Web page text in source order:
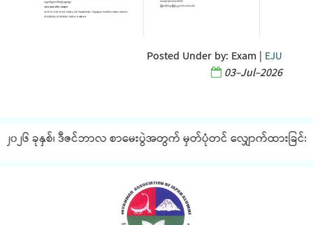
Posted Under by: Exam| EJU
03-Jul-2026
၂၆ ခုနှစ်၊ ဒီဇင်ဘာလ စာမေးပွဲအတွက် မှတ်ပုံတင် လျှောက်ထားခြင်း နှင့်